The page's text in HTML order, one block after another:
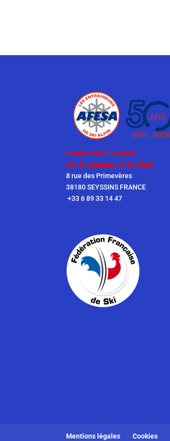
Association Française
des Entraîneurs de Ski Alpin
8 rue des Primevères
38180 SEYSSINS FRANCE
+33 6 89 33 14 47
Mentions légales Cookies